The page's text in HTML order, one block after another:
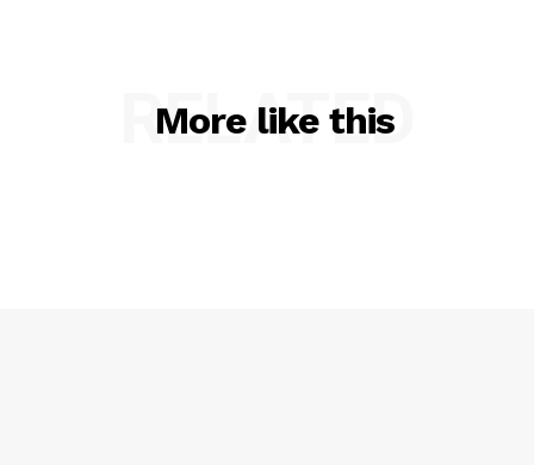
More like this
RELATED